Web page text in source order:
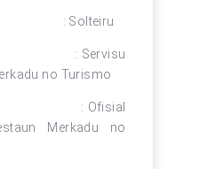
: Servisu
no Turismo
: Ofisial
Merkadu no